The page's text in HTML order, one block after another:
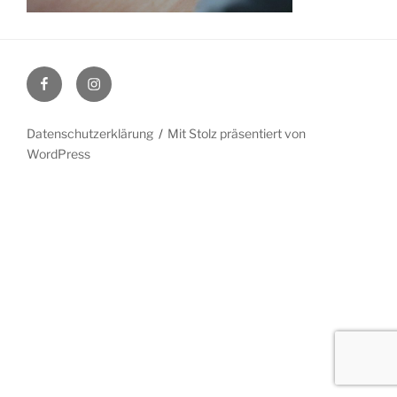
FacebookInstagram
Datenschutzerklärung
Mit Stolz präsentiert von
WordPress